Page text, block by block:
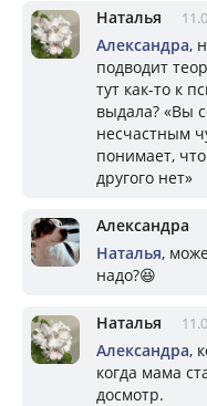
Наталья
Александра,
подводит
тут как-то к
выдала? «Вы
несчастным
понимает,
другого нет»
Александра
Наталья,
надо?😆
Наталья
Александра,
когда мама
досмотр.